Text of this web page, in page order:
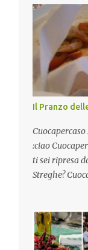
Il Pranzo
Cuocapercaso
:ciao
ti sei ripresa
Streghe?
virtuale!
che arrivano
proposito